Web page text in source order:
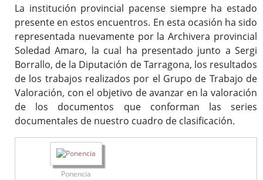
Archivo de la Diputación Provincial de Badajoz (ISDIAH)
Guía del Archivo de la Diputación Provincial de Badajoz
(ISAD-G)
Fondos documentales
Cuadro de Clasificación
Gestión Documental
Biblioteca auxiliar
Publicaciones
Portal de Archivo
La institución provincial pacense siempre ha estado
presente en estos encuentros. En esta ocasión ha sido
representada nuevamente por la Archivera provincial
Soledad Amaro, la cual ha presentado junto a Sergi
Borrallo, de la Diputación de Tarragona, los resultados
de los trabajos realizados por el Grupo de Trabajo de
Valoración, con el objetivo de avanzar en la valoración
de los documentos que conforman las series
documentales de nuestro cuadro de clasificación.
Ponencia